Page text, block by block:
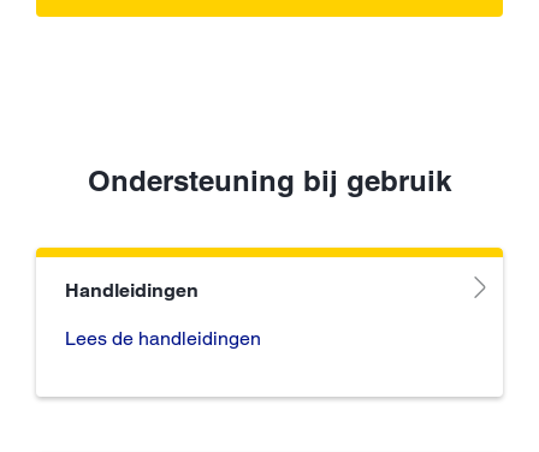
Ondersteuning bij gebruik
Handleidingen
Lees de handleidingen